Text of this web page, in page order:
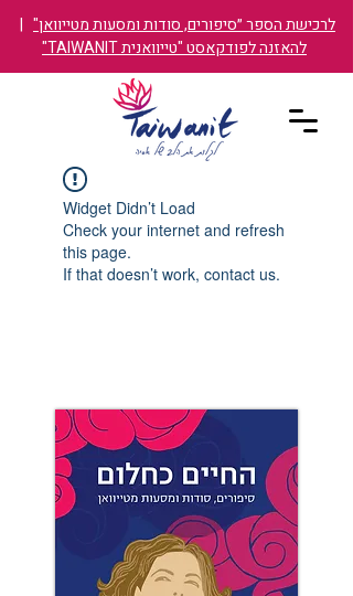
לרכישת הספר ״סיפורים, סודות ומסעות מטייוואן" |
להאזנה לפודקאסט "טייוואנית TAIWANIT"
Widget Didn’t Load
Check your internet and refresh
this page.
If that doesn’t work, contact us.